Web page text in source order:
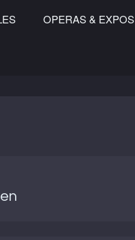
OPERAS & EXPOS